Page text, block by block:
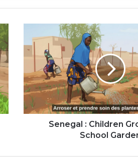
Children
Their
School
Garden
Senegal : Children
School